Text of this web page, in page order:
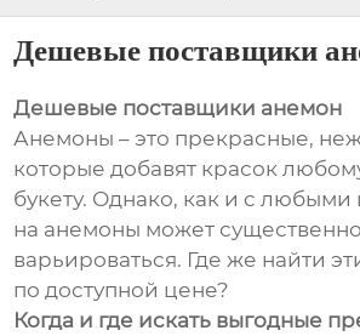
Дешевые поставщики
Дешевые поставщики анемон
Анемоны – это прекрасные,
которые добавят красок
букету. Однако, как и с любыми
на анемоны может существенно
варьироваться. Где же найти
по доступной цене?
Когда и где искать выгодные